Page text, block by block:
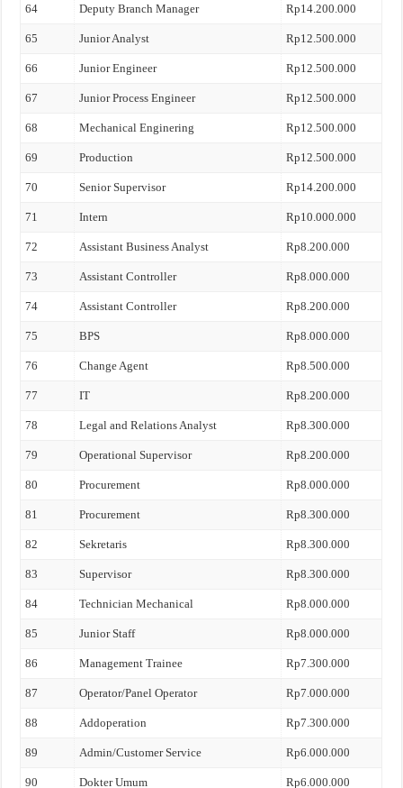
64 Deputy Branch Manager Rp14.200.000
65 Junior Analyst Rp12.500.000
66 Junior Engineer Rp12.500.000
67 Junior Process Engineer Rp12.500.000
68 Mechanical Enginering Rp12.500.000
69 Production Rp12.500.000
70 Senior Supervisor Rp14.200.000
71 Intern Rp10.000.000
72 Assistant Business Analyst Rp8.200.000
73 Assistant Controller Rp8.000.000
74 Assistant Controller Rp8.200.000
75 BPS Rp8.000.000
76 Change Agent Rp8.500.000
77 IT Rp8.200.000
78 Legal and Relations Analyst Rp8.300.000
79 Operational Supervisor Rp8.200.000
80 Procurement Rp8.000.000
81 Procurement Rp8.300.000
82 Sekretaris Rp8.300.000
83 Supervisor Rp8.300.000
84 Technician Mechanical Rp8.000.000
85 Junior Staff Rp8.000.000
86 Management Trainee Rp7.300.000
87 Operator/Panel Operator Rp7.000.000
88 Addoperation Rp7.300.000
89 Admin/Customer Service Rp6.000.000
90 Dokter Umum Rp6.000.000